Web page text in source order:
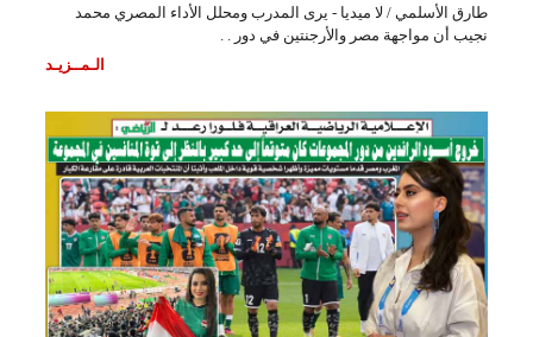
طارق الأسلمي / لا ميديا - يرى المدرب ومحلل الأداء المصري محمد
نجيب أن مواجهة مصر والأرجنتين في دور . .
الـمــزيـد